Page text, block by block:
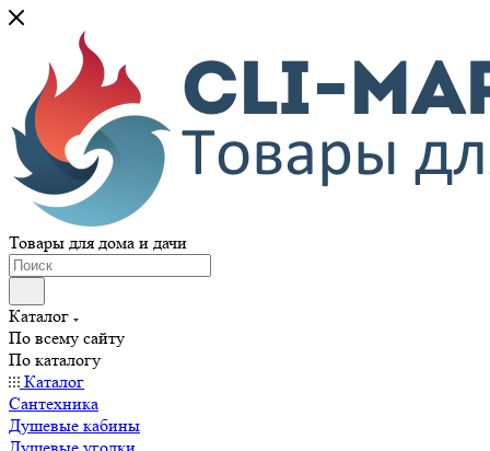
Товары для дома и дачи
Каталог
По всему сайту
По каталогу
Каталог
Сантехника
Душевые кабины